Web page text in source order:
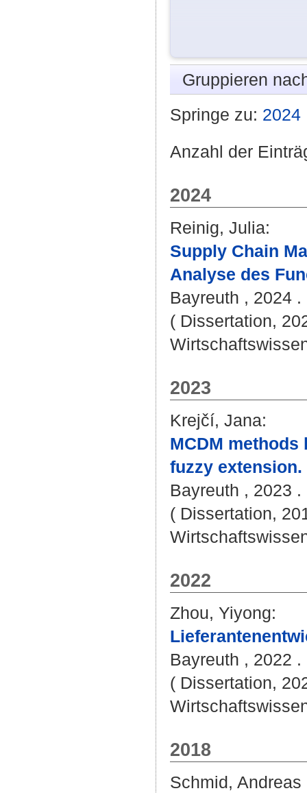
Gruppieren
Springe zu: 2024
Anzahl der
2024
Reinig, Julia:
Supply Chain
Analyse des
Bayreuth , 2024
( Dissertation,
2023
Krejčí, Jana:
MCDM
fuzzy extension.
Bayreuth , 2023
( Dissertation,
2022
Zhou, Yiyong:
Bayreuth , 2022
( Dissertation,
2018
Schmid, Andreas